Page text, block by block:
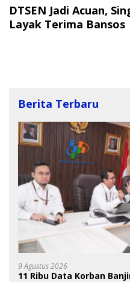
DTSEN Jadi Acuan,
Layak Terima Bansos
Berita Terbaru
9 Agustus 2026
11 Ribu Data Korban